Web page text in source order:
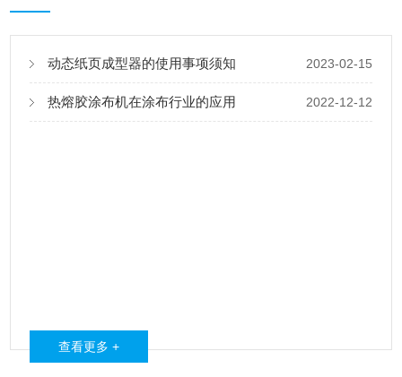
动态纸页成型器的使用事项须知 2023-02-15
热熔胶涂布机在涂布行业的应用 2022-12-12
查看更多 +